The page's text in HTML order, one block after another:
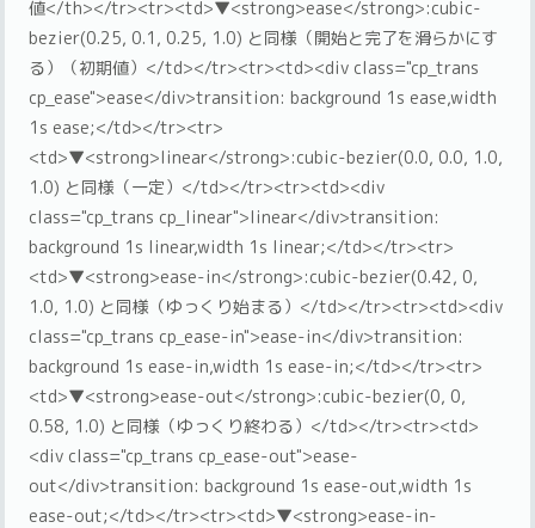
値</th></tr><tr><td>▼<strong>ease</strong>:cubic-
bezier(0.25, 0.1, 0.25, 1.0) と同様（開始と完了を滑らかにす
る）（初期値）</td></tr><tr><td><div class="cp_trans
cp_ease">ease</div>transition: background 1s ease,width
1s ease;</td></tr><tr>
<td>▼<strong>linear</strong>:cubic-bezier(0.0, 0.0, 1.0,
1.0) と同様（一定）</td></tr><tr><td><div
class="cp_trans cp_linear">linear</div>transition:
background 1s linear,width 1s linear;</td></tr><tr>
<td>▼<strong>ease-in</strong>:cubic-bezier(0.42, 0,
1.0, 1.0) と同様（ゆっくり始まる）</td></tr><tr><td><div
class="cp_trans cp_ease-in">ease-in</div>transition:
background 1s ease-in,width 1s ease-in;</td></tr><tr>
<td>▼<strong>ease-out</strong>:cubic-bezier(0, 0,
0.58, 1.0) と同様（ゆっくり終わる）</td></tr><tr><td>
<div class="cp_trans cp_ease-out">ease-
out</div>transition: background 1s ease-out,width 1s
ease-out;</td></tr><tr><td>▼<strong>ease-in-